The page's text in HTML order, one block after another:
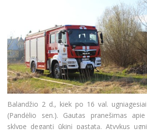
Balandžio 2 d., kiek po 16 val.
(Pandėlio sen.). Gautas pranešimas
sklype degantį ūkinį pastatą. Atvykus